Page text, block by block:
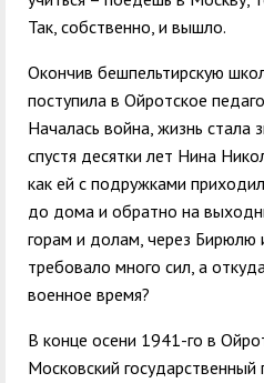
Так, собственно, и вышло.
Окончив бешпельтирскую
поступила в Ойротское
Началась война, жизнь стала
спустя десятки лет Нина
как ей с подружками
до дома и обратно на
горам и долам, через Бирюлю
требовало много сил, а
военное время?
В конце осени 1941-го в
Московский государственный